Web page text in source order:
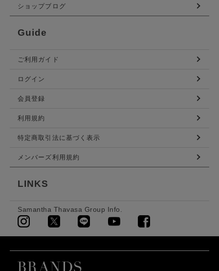
ショップブログ
Guide
ご利用ガイド
ログイン
会員登録
利用規約
特定商取引法に基づく表示
メンバーズ利用規約
LINKS
Samantha Thavasa Group Info.